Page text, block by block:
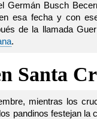
Germán Busch
esa fecha y con
de la llamada
.
Santa
mientras los
pandinos festejan la